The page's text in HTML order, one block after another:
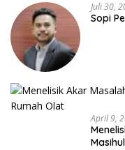
Juli 30,
Sopi
April 9,